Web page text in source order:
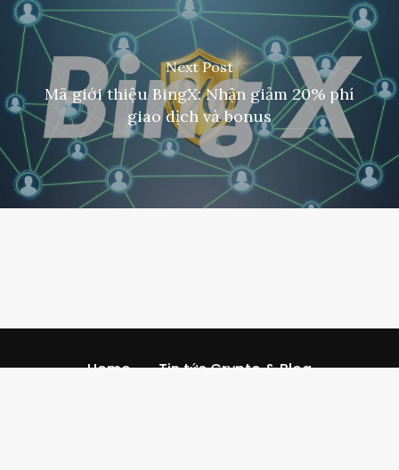
Next Post
Mã giới thiệu BingX: Nhận giảm 20% phí
giao dịch và bonus
Home
Tin tức Crypto & Blog